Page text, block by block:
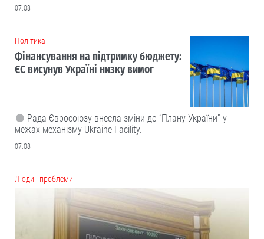
07.08
Політика
Фінансування на підтримку бюджету:
ЄС висунув Україні низку вимог
Рада Євросоюзу внесла зміни до “Плану України” у
межах механізму Ukraine Facility.
07.08
Люди і проблеми